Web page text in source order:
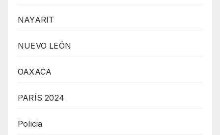
NAYARIT
NUEVO LEÓN
OAXACA
PARÍS 2024
Policia